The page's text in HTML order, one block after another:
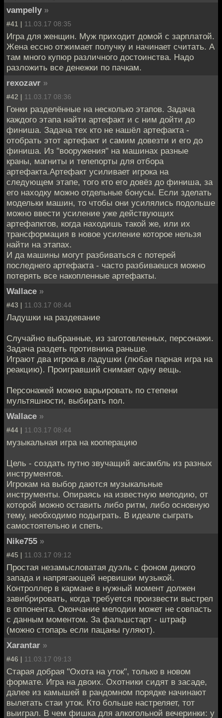
vampelly »
#41 | 11.03.17 08:35
Игра для женщин. Муж приходит домой с зарплатой.
Жена ессно отжимает получку и начинает считать. А
там много купюр различного достоинства. Надо
разложить все денежки по пачкам.
rexozavr »
#42 | 11.03.17 08:36
Гонки разделённые на несколько этапов. Задача
каждого этапа найти артефакт и с ним дойти до
финиша. Задача тех кто не нашёл артефакта -
отобрать этот артефакт и самим довезти и его до
финиша. Из "вооружения" на машинах разные
краны, магниты и телепорты для отбора
артефакта.Артефакт усиливает игрока на
следующем этапе, того кто его довёз до финиша, за
его находку можно отдельные бонусы. Если зделать
модельки машин, то чтобы они усилялись подольше
можно ввести усиление уже действующих
артефапктов, когда находишь такой же, или их
трансформация в новое усиление которое нельзя
найти на этапах.
И да машины могут разбиваться с потерей
последнего артефакта - часто разбиваешся можно
потерять все накопленные артефакты.
Wallace »
#43 | 11.03.17 08:44
Ладушки на раздевание
Случайно выбранные, из заготовленных, персонажи.
Задача раздеть противника раньше.
Играют два игрока в ладушки (любая парная игра на
реакцию). Проигравший снимает одну вещь.
Персонажей можно варьировать по степени
мультяшности, выбирать пол.
Wallace »
#44 | 11.03.17 08:44
музыкальная игра на кооперацию
Цель - создать путно звучащий ансамбль из разных
инструментов.
Игрокам на выбор даются музыкальные
инструменты. Опираясь на известную мелодию, от
которой можно оставить либо ритм, либо основную
тему, необходимо подыграть. В идеале сыграть
самостоятельно и спеть.
Nike755 »
#45 | 11.03.17 09:12
Простая незамысловатая дуэль с фоном дикого
запада и напрягающей нервишки музыкой.
Контроллер в кармане в нужный момент должен
завибрировать, когда требуется произвести выстрел
в оппонента. Окончание мелодии может не совпасть
с данным моментом. За фальшстарт - штраф
(можно стопарь если пацаны гуляют).
Xarantar »
#46 | 11.03.17 09:13
Старая добрая "Охота на уток", только в новом
формате. Игра на двоих. Охотники сидят в засаде,
далее из камышей в рандомном порядке начинают
вылетать стаи уток. Кто больше настреляет, тот
выиграл. В чем фишка для алкогольной вечеринки: у